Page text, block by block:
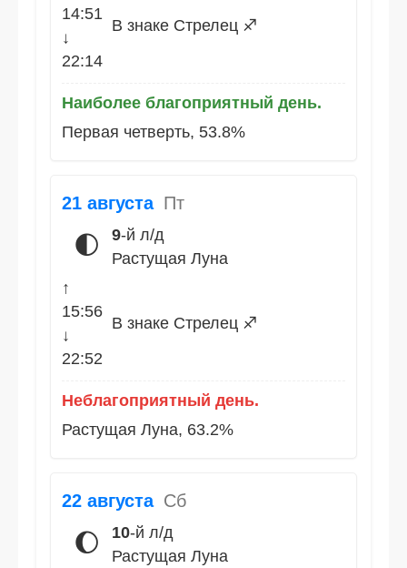
14:51
↓
22:14
В знаке Стрелец ♐
Наиболее благоприятный день.
Первая четверть, 53.8%
21 августа Пт
🌓 9-й л/д
Растущая Луна
↑
15:56
↓
22:52
В знаке Стрелец ♐
Неблагоприятный день.
Растущая Луна, 63.2%
22 августа Сб
🌔 10-й л/д
Растущая Луна